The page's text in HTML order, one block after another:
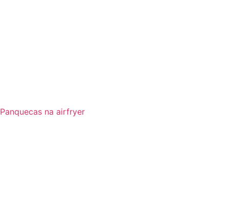
Panquecas na airfryer